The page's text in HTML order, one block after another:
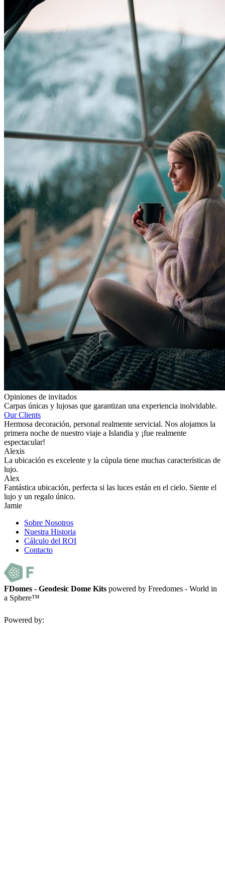
Opiniones de invitados
Carpas únicas y lujosas que garantizan una experiencia inolvidable.
Our Clients
Hermosa decoración, personal realmente servicial. Nos alojamos la
primera noche de nuestro viaje a Islandia y ¡fue realmente
espectacular!
Alexis
La ubicación es excelente y la cúpula tiene muchas características de
lujo.
Alex
Fantástica ubicación, perfecta si las luces están en el cielo. Siente el
lujo y un regalo único.
Jamie
Sobre Nosotros
Nuestra Historia
Cálculo del ROI
Contacto
FDomes - Geodesic Dome Kits powered by Freedomes - World in
a Sphere™
Powered by: